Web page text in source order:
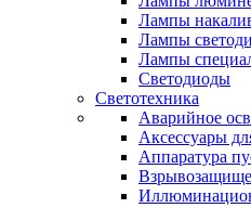
Лампы
Лампы
Лампы
Светодиоды
Светотехника
Аварийное
Аксессуары
Аппаратура